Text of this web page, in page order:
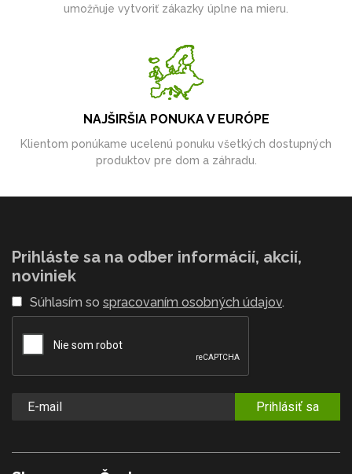
umožňuje vytvoriť zákazky úplne na mieru.
NAJŠIRŠIA PONUKA V EURÓPE
Klientom ponúkame ucelenú ponuku všetkých dostupných
produktov pre dom a záhradu.
Prihláste sa na odber informácií, akcií,
noviniek
Súhlasím so spracovaním osobných údajov.
Prihlásiť sa